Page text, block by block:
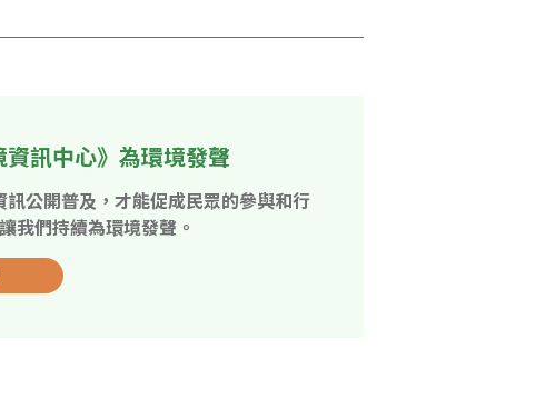
訊中心》為環境發聲
公開普及，才能促成民眾的參與和行
我們持續為環境發聲。